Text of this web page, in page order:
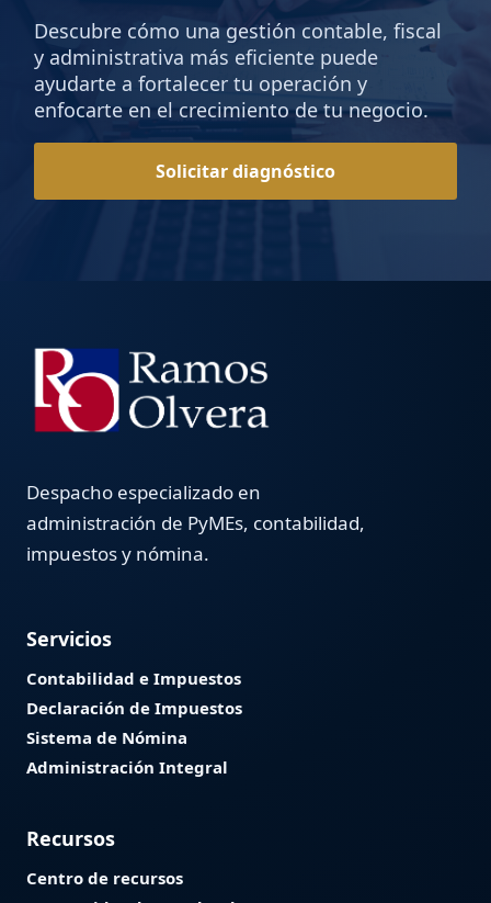
Descubre cómo una gestión contable, fiscal
y administrativa más eficiente puede
ayudarte a fortalecer tu operación y
enfocarte en el crecimiento de tu negocio.
Solicitar diagnóstico
Despacho especializado en
administración de PyMEs, contabilidad,
impuestos y nómina.
Servicios
Contabilidad e Impuestos
Declaración de Impuestos
Sistema de Nómina
Administración Integral
Recursos
Centro de recursos